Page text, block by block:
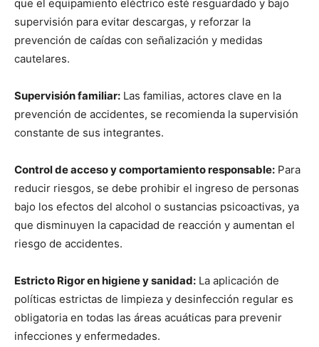
que el equipamiento eléctrico esté resguardado y bajo
supervisión para evitar descargas, y reforzar la
prevención de caídas con señalización y medidas
cautelares.
Supervisión familiar: Las familias, actores clave en la
prevención de accidentes, se recomienda la supervisión
constante de sus integrantes.
Control de acceso y comportamiento responsable: Para
reducir riesgos, se debe prohibir el ingreso de personas
bajo los efectos del alcohol o sustancias psicoactivas, ya
que disminuyen la capacidad de reacción y aumentan el
riesgo de accidentes.
Estricto Rigor en higiene y sanidad: La aplicación de
políticas estrictas de limpieza y desinfección regular es
obligatoria en todas las áreas acuáticas para prevenir
infecciones y enfermedades.